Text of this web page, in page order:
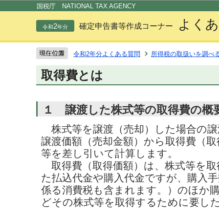
国税庁 NATIONAL TAX AGENCY
令和2年分 確定申告書等作成コーナー よく
令和2年分よくある質問 所得税の取扱いを調べ
取得費とは
１ 譲渡した株式等の取得費の概
株式等を譲渡（売却）した場合の
譲渡価額（売却金額）から取得費（
等を差し引いて計算します。
取得費（取得価額）は、株式等を
た払込代金や購入代金ですが、購入
係る消費税も含まれます。）のほか
どその株式等を取得するために要し